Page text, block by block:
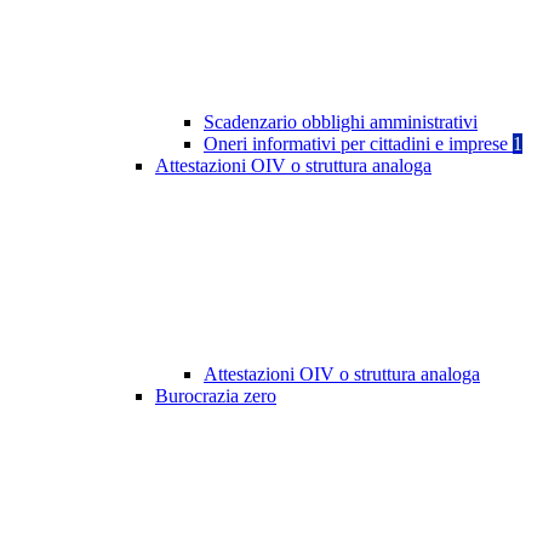
Scadenzario obblighi amministrativi
Oneri informativi per cittadini e imprese 1
Attestazioni OIV o struttura analoga
Attestazioni OIV o struttura analoga
Burocrazia zero